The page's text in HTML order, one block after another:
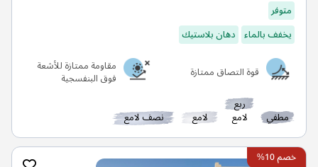
متوفر
يخفف بالماء دهان بلاستيك
قوة التصاق ممتازة
مقاومة ممتازة للأشعة
فوق البنفسجية
مطفي
ربع
لامع لامع نصف لامع
خصم 10%